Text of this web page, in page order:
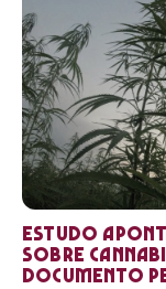
Estudo
sobre
documento